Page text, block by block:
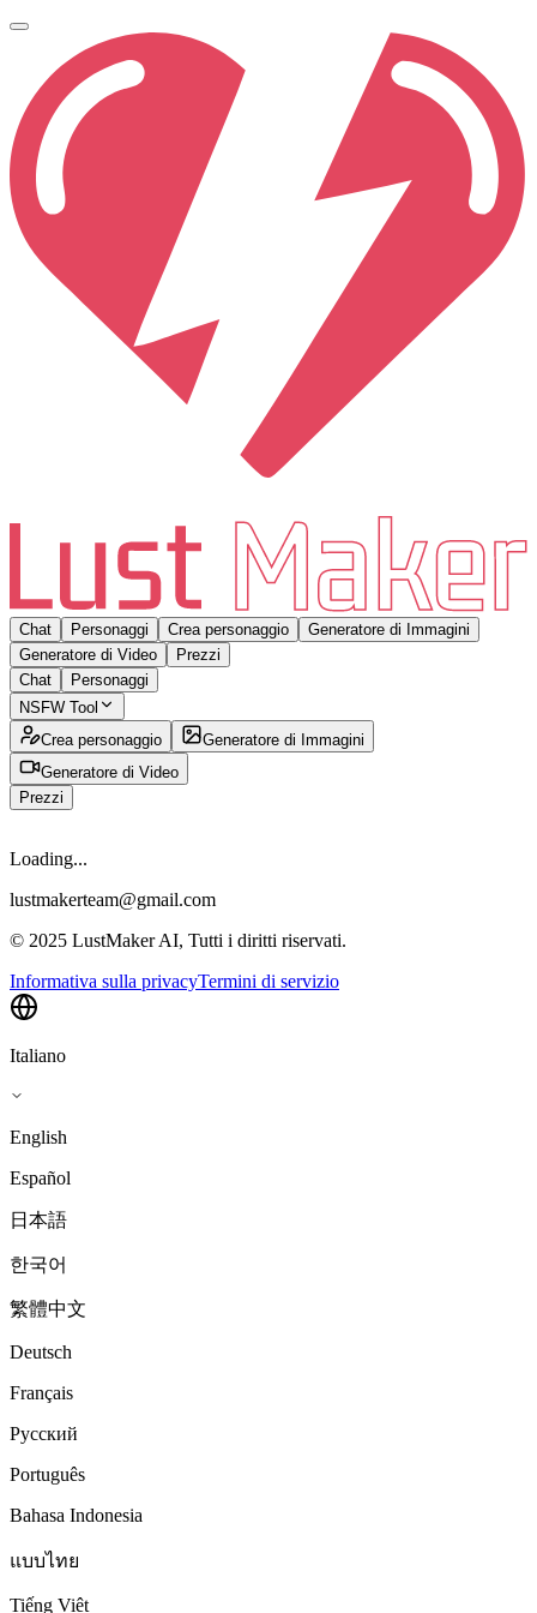
Chat Personaggi Crea personaggio
Generatore di Immagini
Generatore di Video
Prezzi
Chat
Personaggi
NSFW Tool
Crea personaggio
Generatore di Immagini
Generatore di Video
Prezzi
Loading...
lustmakerteam@gmail.com
© 2025 LustMaker AI, Tutti i diritti riservati.
Informativa sulla privacyTermini di servizio
Italiano
English
Español
日本語
한국어
繁體中文
Deutsch
Français
Русский
Português
Bahasa Indonesia
แบบไทย
Tiếng Việt